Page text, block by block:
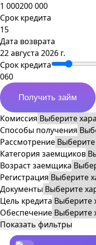
1 000200 000
Срок кредита
Дата возврата
22 августа 2026 г.
Срок кредита
060
Получить займ
Комиссия
Способы получения
Рассмотрение
Категория заемщиков
Возраст заемщика
Регистрация
Документы
Цель кредита
Обеспечение
Показать фильтры